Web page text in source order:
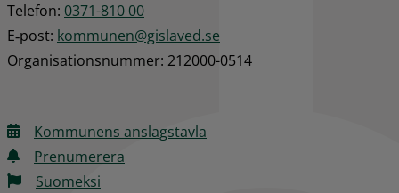
Telefon: 0371-810 00
E‑post: kommunen@gislaved.se
Organisationsnummer: 212000-0514
Kommunens anslagstavla
Prenumerera
Suomeksi